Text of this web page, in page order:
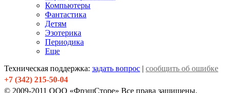
Компьютеры
Фантастика
Детям
Эзотерика
Периодика
Еще
Техническая поддержка: задать вопрос | сообщить об ошибке
+7 (342) 215-50-04
© 2009-2011 ООО «ФрэшСторе» Все права защищены.